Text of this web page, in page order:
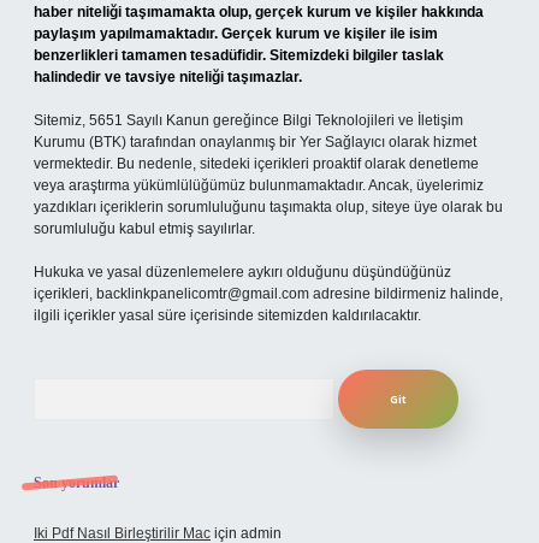
haber niteliği taşımamakta olup, gerçek kurum ve kişiler hakkında
paylaşım yapılmamaktadır. Gerçek kurum ve kişiler ile isim
benzerlikleri tamamen tesadüfidir. Sitemizdeki bilgiler taslak
halindedir ve tavsiye niteliği taşımazlar.
Sitemiz, 5651 Sayılı Kanun gereğince Bilgi Teknolojileri ve İletişim
Kurumu (BTK) tarafından onaylanmış bir Yer Sağlayıcı olarak hizmet
vermektedir. Bu nedenle, sitedeki içerikleri proaktif olarak denetleme
veya araştırma yükümlülüğümüz bulunmamaktadır. Ancak, üyelerimiz
yazdıkları içeriklerin sorumluluğunu taşımakta olup, siteye üye olarak bu
sorumluluğu kabul etmiş sayılırlar.
Hukuka ve yasal düzenlemelere aykırı olduğunu düşündüğünüz
içerikleri, backlinkpanelicomtr@gmail.com adresine bildirmeniz halinde,
ilgili içerikler yasal süre içerisinde sitemizden kaldırılacaktır.
Son yorumlar
Iki Pdf Nasıl Birleştirilir Mac için admin